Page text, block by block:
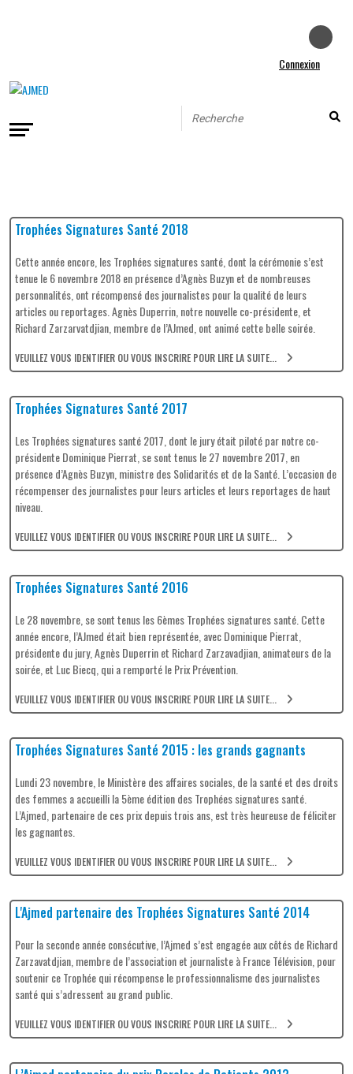
Connexion
Trophées Signatures Santé 2018
Cette année encore, les Trophées signatures santé, dont la cérémonie s’est
tenue le 6 novembre 2018 en présence d’Agnès Buzyn et de nombreuses
personnalités, ont récompensé des journalistes pour la qualitéde leurs
articles ou reportages. Agnès Duperrin, notre nouvelle co-présidente, et
Richard Zarzarvatdjian, membre de l’AJmed, ont animé cette belle soirée.
VEUILLEZ VOUS IDENTIFIER OU VOUS INSCRIRE POUR LIRE LA SUITE...
Trophées Signatures Santé 2017
Les Trophées signatures santé 2017, dont le jury était piloté par notre co-
présidente Dominique Pierrat, se sont tenus le 27 novembre 2017, en
présence d’Agnès Buzyn, ministre des Solidarités et de la Santé. L’occasion de
récompenser des journalistes pour leurs articles et leurs reportages de haut
niveau.
VEUILLEZ VOUS IDENTIFIER OU VOUS INSCRIRE POUR LIRE LA SUITE...
Trophées Signatures Santé 2016
Le 28 novembre, se sont tenus les 6èmes Trophées signatures santé. Cette
année encore, l’AJmed était bien représentée, avec Dominique Pierrat,
présidente du jury, Agnès Duperrin et Richard Zarzavadjian, animateurs de la
soirée, et Luc Biecq, qui a remporté le Prix Prévention.
VEUILLEZ VOUS IDENTIFIER OU VOUS INSCRIRE POUR LIRE LA SUITE...
Trophées Signatures Santé 2015 : les grands gagnants
Lundi 23 novembre, le Ministère des affaires sociales, de la santé et des droits
des femmes a accueilli la 5ème édition des Trophées signatures santé.
L’Ajmed, partenaire de ces prix depuis trois ans, est très heureuse de féliciter
les gagnantes.
VEUILLEZ VOUS IDENTIFIER OU VOUS INSCRIRE POUR LIRE LA SUITE...
L'Ajmed partenaire des Trophées Signatures Santé 2014
Pour la seconde année consécutive, l’Ajmed s’est engagée aux côtés de Richard
Zarzavatdjian, membre de l’association et journaliste à France Télévision, pour
soutenir ce Trophée qui récompense le professionnalisme des journalistes
santé qui s’adressent au grand public.
VEUILLEZ VOUS IDENTIFIER OU VOUS INSCRIRE POUR LIRE LA SUITE...